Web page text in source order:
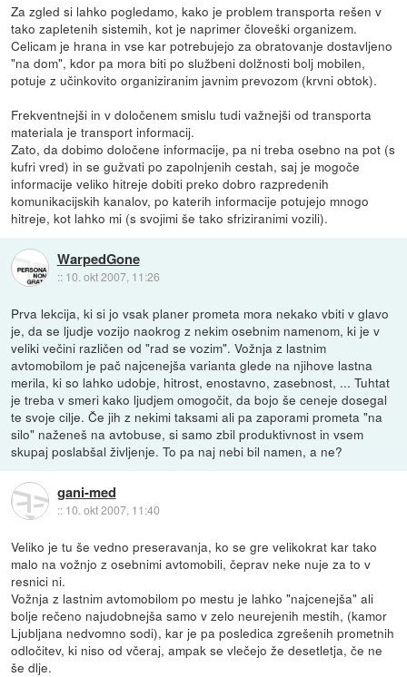
Za zgled si lahko pogledamo, kako je problem transporta rešen v
tako zapletenih sistemih, kot je naprimer človeški organizem.
Celicam je hrana in vse kar potrebujejo za obratovanje dostavljeno
"na dom", kdor pa mora biti po službeni dolžnosti bolj mobilen,
potuje z učinkovito organiziranim javnim prevozom (krvni obtok).
Frekventnejši in v določenem smislu tudi važnejši od transporta
materiala je transport informacij.
Zato, da dobimo določene informacije, pa ni treba osebno na pot (s
kufri vred) in se gužvati po zapolnjenih cestah, saj je mogoče
informacije veliko hitreje dobiti preko dobro razpredenih
komunikacijskih kanalov, po katerih informacije potujejo mnogo
hitreje, kot lahko mi (s svojimi še tako sfriziranimi vozili).
WarpedGone
:: 10. okt 2007, 11:26
Prva lekcija, ki si jo vsak planer prometa mora nekako vbiti v glavo
je, da se ljudje vozijo naokrog z nekim osebnim namenom, ki je v
veliki večini različen od "rad se vozim". Vožnja z lastnim
avtomobilom je pač najcenejša varianta glede na njihove lastna
merila, ki so lahko udobje, hitrost, enostavno, zasebnost, ... Tuhtat
je treba v smeri kako ljudjem omogočit, da bojo še ceneje dosegal
te svoje cilje. Če jih z nekimi taksami ali pa zaporami prometa "na
silo" naženeš na avtobuse, si samo zbil produktivnost in vsem
skupaj poslabšal življenje. To pa naj nebi bil namen, a ne?
gani-med
:: 10. okt 2007, 11:40
Veliko je tu še vedno preseravanja, ko se gre velikokrat kar tako
malo na vožnjo z osebnimi avtomobili, čeprav neke nuje za to v
resnici ni.
Vožnja z lastnim avtomobilom po mestu je lahko "najcenejša" ali
bolje rečeno najudobnejša samo v zelo neurejenih mestih, (kamor
Ljubljana nedvomno sodi), kar je pa posledica zgrešenih prometnih
odločitev, ki niso od včeraj, ampak se vlečejo že desetletja, če ne
še dlje.